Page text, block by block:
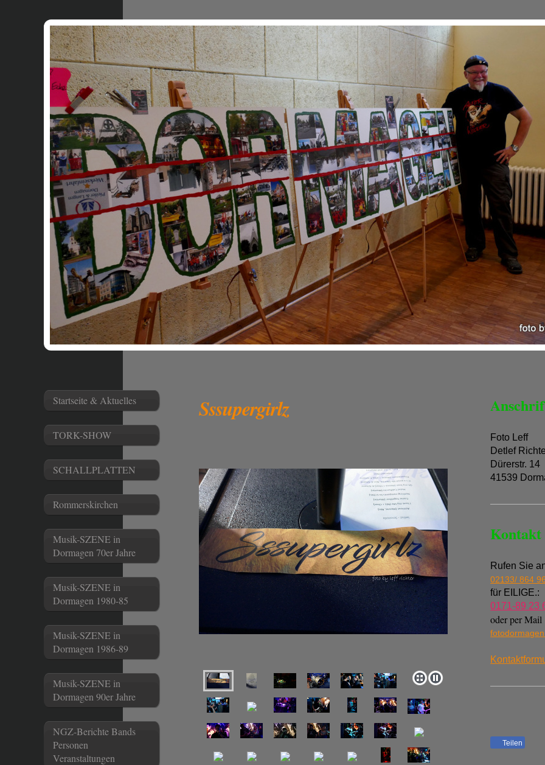
Startseite & Aktuelles
TORK-SHOW
SCHALLPLATTEN
Rommerskirchen
Musik-SZENE in
Dormagen 70er Jahre
Musik-SZENE in
Dormagen 1980-85
Musik-SZENE in
Dormagen 1986-89
Musik-SZENE in
Dormagen 90er Jahre
NGZ-Berichte Bands
Personen
Veranstaltungen
Sssupergirlz
Foto Leff
Detlef
Dürerstr. 14
41539
Kontakt
Rufen Sie
02133/ 864
für EILIGE.:
0171-89 23
oder per Mail
Teilen